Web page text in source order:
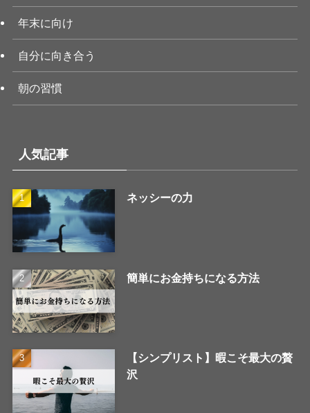
年末に向け
自分に向き合う
朝の習慣
人気記事
ネッシーの力
簡単にお金持ちになる方法
【シンプリスト】暇こそ最大の贅
沢